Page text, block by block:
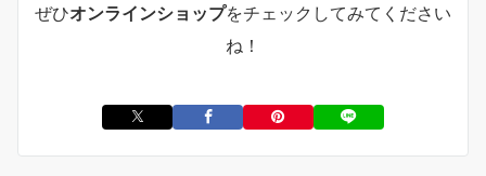
ぜひオンラインショップをチェックしてみてください
ね！